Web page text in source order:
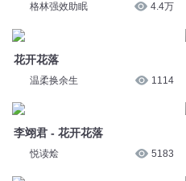
格林强效助眠 4.4万
花开花落
温柔换余生 1114
李翊君 - 花开花落
悦读烩 5183